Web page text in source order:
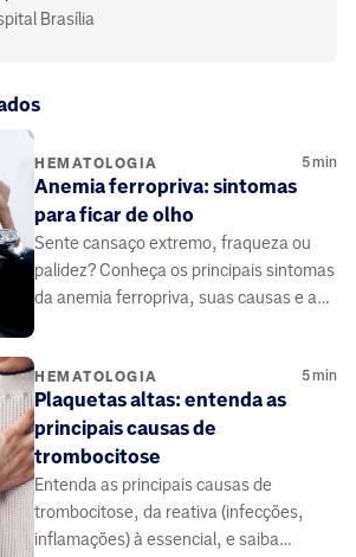
Brasília
HEMATOLOGIA 5min
Anemia ferropriva: sintomas
para ficar de olho
Sente cansaço extremo, fraqueza ou
palidez? Conheça os principais sintomas
da anemia ferropriva, suas causas e a
HEMATOLOGIA 5min
Plaquetas altas: entenda as
principais causas de
trombocitose
Entenda as principais causas de
trombocitose, da reativa (infecções,
inflamações) à essencial, e saiba